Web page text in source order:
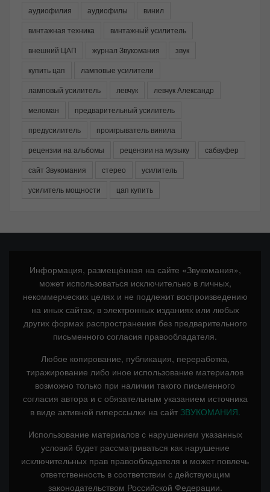
аудиофилия
аудиофилы
винил
винтажная техника
винтажный усилитель
внешний ЦАП
журнал Звукомания
звук
купить цап
ламповые усилители
ламповый усилитель
левчук
левчук Александр
меломан
предварительный усилитель
предусилитель
проигрыватель винила
рецензии на альбомы
рецензии на музыку
сабвуфер
сайт Звукомания
стерео
усилитель
усилитель мощности
цап купить
Информация, размещённая на сайте «Звукомания»,
может использоваться исключительно в личных,
некоммерческих целях и не подлежит воспроизведению
на иных сайтах, в электронных изданиях или любых
других формах распространения без предварительного
письменного согласия правообладателя.
Любое копирование, публикация, переработка,
тиражирование либо иное использование материалов
возможно только при наличии такого письменного
согласия автора и с обязательным указанием источника
в виде активной гиперссылки на сайт ЗВУКОМАНИЯ.
Использование материалов с нарушением указанных
условий будет рассматриваться как нарушение
исключительных прав правообладателя и может повлечь
ответственность в соответствии с действующим
законодательством Российской Федерации.